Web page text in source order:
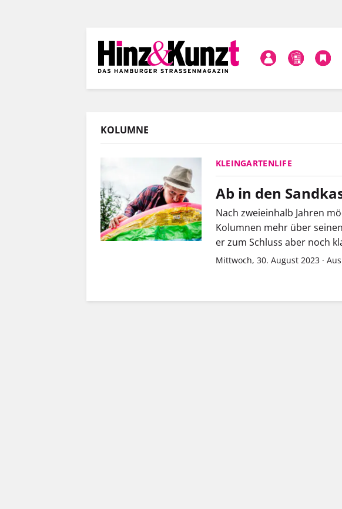
KOLUMNE
KLEINGARTENLIFE
Ab in den
Nach zweieinhalb Jahren
Kolumnen mehr über
er zum Schluss aber noch
Mittwoch, 30. August 2023· Aus